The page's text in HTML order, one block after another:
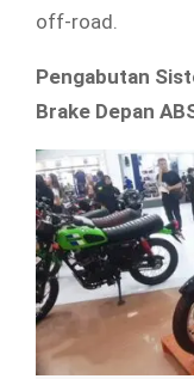
off-road.
Pengabutan
Brake Depan